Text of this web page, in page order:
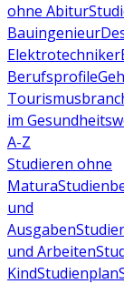
ohne Abitur
Bauingenieur
Elektrotechniker
Berufsprofile
im
A-Z
Studieren ohne
Matura
und
Ausgaben
und Arbeiten
KindStudienplan